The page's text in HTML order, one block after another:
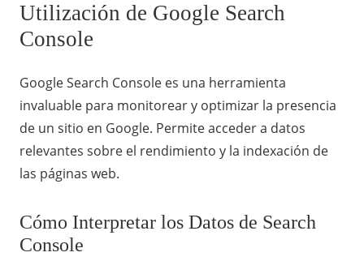
Utilización de Google Search
Console
Google Search Console es una herramienta
invaluable para monitorear y optimizar la presencia
de un sitio en Google. Permite acceder a datos
relevantes sobre el rendimiento y la indexación de
las páginas web.
Cómo Interpretar los Datos de Search
Console